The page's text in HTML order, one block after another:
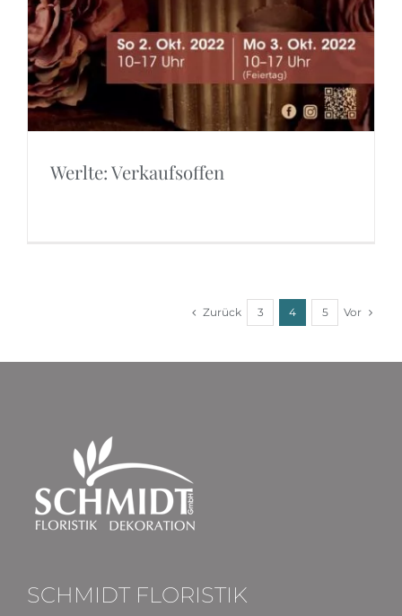
Werlte: Verkaufsoffen
Zurück 3 4 5 Vor
SCHMIDT FLORISTIK